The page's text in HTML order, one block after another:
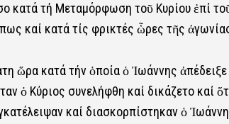
κατά τή Μεταμόρφωση τοῦ Κυρίου ἐπί
καί κατά τίς φρικτές ὧρες τῆς
ὥρα κατά τήν ὁποία ὁ Ἰωάννης ἀπέδειξε
ὁ Κύριος συνελήφθη καί δικάζετο καί
καί διασκορπίστηκαν ὁ